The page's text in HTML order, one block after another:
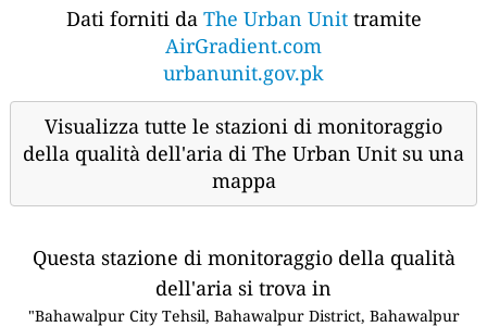
Dati forniti da The Urban Unittramite
AirGradient.com
urbanunit.gov.pk
Visualizza tutte le stazioni di monitoraggio
della qualità dell'aria di The Urban Unit su una
mappa
Questa stazione di monitoraggio della qualità
dell'aria si trova in
"Bahawalpur City Tehsil, Bahawalpur District, Bahawalpur